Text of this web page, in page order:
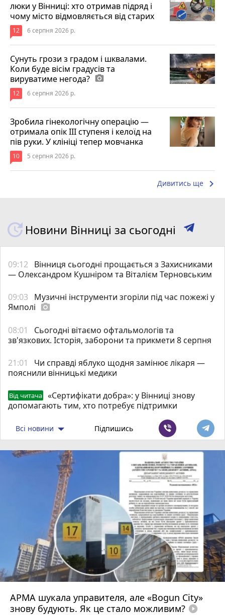
люки у Вінниці: хто отримав підряд і
чому місто відмовляється від старих
12 6 серпня 2026 р.
Сунуть грози з градом і шквалами.
Коли буде вісім градусів та
вируватиме негода? photo_camera
12 6 серпня 2026 р.
Зробила гінекологічну операцію —
отримала опік ІІІ ступеня і келоїд на
пів руки. У клініці тепер мовчанка
10 5 серпня 2026 р.
Дивитись ще keyboard_arrow_right
Новини Вінниці за сьогодні
09:12
Вінниця сьогодні прощається з Захисниками
— Олександром Кушніром та Віталієм Терновським
09:03
Музичні інструменти згоріли під час пожежі у
Ямполі photo_camera
08:01
Сьогодні вітаємо офтальмологів та
зв'язкових. Історія, заборони та прикмети 8 серпня
21:01
Чи справді яблуко щодня замінює лікаря —
пояснили вінницькі медики
Від читача
«Сертифікати добра»: у Вінниці знову
допомагають тим, хто потребує підтримки
Всі новини Підпишись
АРМА шукала управителя, але «Bogun City»
знову будують. Як це стало можливим? play_circle_filled